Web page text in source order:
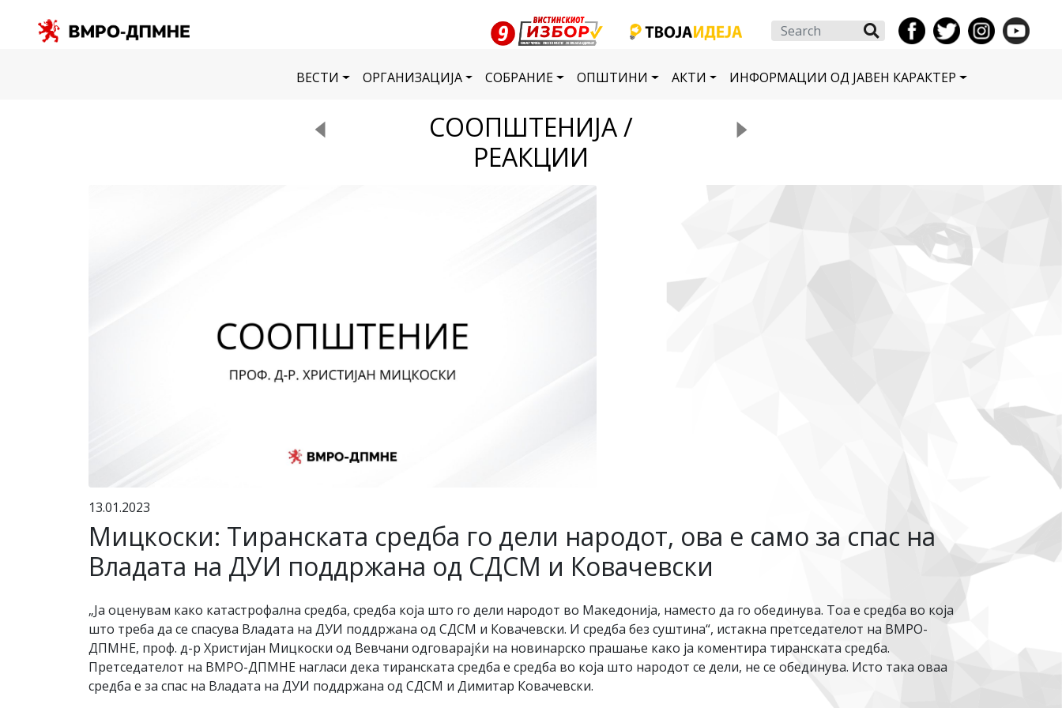
Search
ВЕСТИ ОРГАНИЗАЦИЈА СОБРАНИЕ ОПШТИНИ АКТИ ИНФОРМАЦИИ ОД ЈАВЕН КАРАКТЕР
СООПШТЕНИЈА /
РЕАКЦИИ
13.01.2023
Мицкоски: Тиранската средба го дели народот, ова е само за спас на
Владата на ДУИ поддржана од СДСМ и Ковачевски
„Ја оценувам како катастрофална средба, средба која што го дели народот во Македонија, наместо да го обединува. Тоа е средба во која
што треба да се спасува Владата на ДУИ поддржана од СДСМ и Ковачевски. И средба без суштина“, истакна претседателот на ВМРО-
ДПМНЕ, проф. д-р Христијан Мицкоски од Вевчани одговарајќи на новинарско прашање како ја коментира тиранската средба.
Претседателот на ВМРО-ДПМНЕ нагласи дека тиранската средба е средба во која што народот се дели, не се обединува. Исто така оваа
средба е за спас на Владата на ДУИ поддржана од СДСМ и Димитар Ковачевски.